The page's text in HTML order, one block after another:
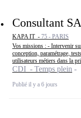
Consultant
KAPA IT - 75 - PARIS
Vos missions : - Intervenir
conception, paramétrage,
utilisateurs métiers dans la
CDI - Temps plein
Publié il y a 6 jours